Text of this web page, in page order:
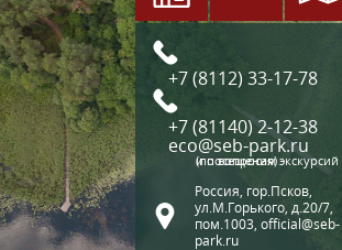
+7 (8112) 33-17-78
+7 (81140) 2-12-38
eco@seb-park.ru
(по вопросам экскурсий и посещения)
Россия, гор.Псков,
ул.М.Горького, д.20/7,
пом.1003, official@seb-
park.ru